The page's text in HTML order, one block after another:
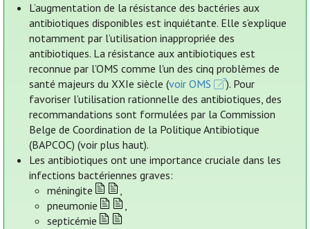
L’augmentation de la résistance des bactéries aux
antibiotiques disponibles est inquiétante. Elle s’explique
notamment par l’utilisation inappropriée des
antibiotiques. La résistance aux antibiotiques est
reconnue par l’OMS comme l'un des cinq problèmes de
santé majeurs du XXIe siècle (voir OMS
). Pour
favoriser l’utilisation rationnelle des antibiotiques, des
recommandations sont formulées par la Commission
Belge de Coordination de la Politique Antibiotique
(BAPCOC) (voir plus haut).
Les antibiotiques ont une importance cruciale dans les
infections bactériennes graves:
méningite
,
pneumonie
,
septicémie